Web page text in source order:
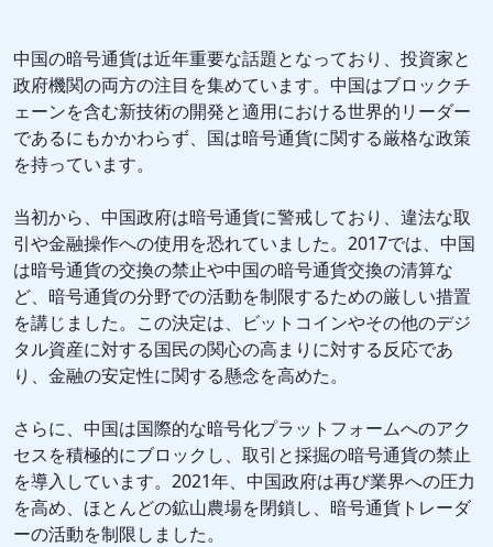
中国の暗号通貨は近年重要な話題となっており、投資家と
政府機関の両方の注目を集めています。中国はブロックチ
ェーンを含む新技術の開発と適用における世界的リーダー
であるにもかかわらず、国は暗号通貨に関する厳格な政策
を持っています。
当初から、中国政府は暗号通貨に警戒しており、違法な取
引や金融操作への使用を恐れていました。2017では、中国
は暗号通貨の交換の禁止や中国の暗号通貨交換の清算な
ど、暗号通貨の分野での活動を制限するための厳しい措置
を講じました。この決定は、ビットコインやその他のデジ
タル資産に対する国民の関心の高まりに対する反応であ
り、金融の安定性に関する懸念を高めた。
さらに、中国は国際的な暗号化プラットフォームへのアク
セスを積極的にブロックし、取引と採掘の暗号通貨の禁止
を導入しています。2021年、中国政府は再び業界への圧力
を高め、ほとんどの鉱山農場を閉鎖し、暗号通貨トレーダ
ーの活動を制限しました。